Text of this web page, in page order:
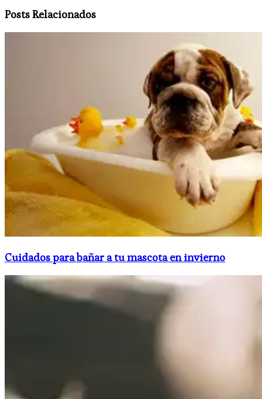
Posts Relacionados
Cuidados para bañar a tu mascota en invierno